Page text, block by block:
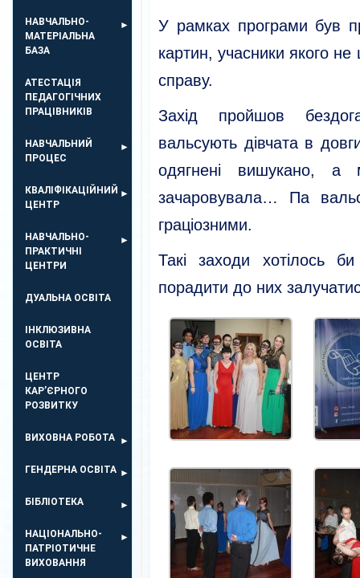
НАВЧАЛЬНО-
МАТЕРІАЛЬНА
БАЗА
АТЕСТАЦІЯ
ПЕДАГОГІЧНИХ
ПРАЦІВНИКІВ
НАВЧАЛЬНИЙ
ПРОЦЕС
КВАЛІФІКАЦІЙНИЙ
ЦЕНТР
НАВЧАЛЬНО-
ПРАКТИЧНІ
ЦЕНТРИ
ДУАЛЬНА ОСВІТА
ІНКЛЮЗИВНА
ОСВІТА
ЦЕНТР
КАР’ЄРНОГО
РОЗВИТКУ
ВИХОВНА РОБОТА
ГЕНДЕРНА ОСВІТА
БІБЛІОТЕКА
НАЦІОНАЛЬНО-
ПАТРІОТИЧНЕ
ВИХОВАННЯ
У рамках програми був
картин, учасники якого
справу.
Захід пройшов
вальсують дівчата в
одягнені вишукано, а
зачаровувала… Па
граціозними.
Такі заходи хотілось
порадити до них